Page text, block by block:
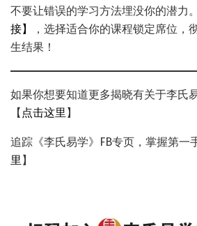
不要让错误的学习方法埋没你的潜力
接】
，选择适合你的课程锁定席位，
生结果！
如果你想要知道更多揭晓有关于李氏
【 点击这里 】
追踪《李氏易学》FB专页，掌握第一
里 】